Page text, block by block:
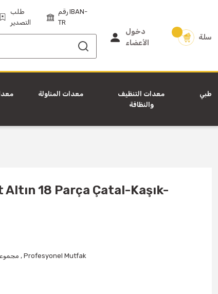
طلب
التصدير
رقم IBAN-
TR
دخول
الأعضاء
سلة
معدات المناولة
معدات التنظيف
والنظافة
طبي
18 Parça Çatal-Kaşık-
,Profesyonel Mutfak